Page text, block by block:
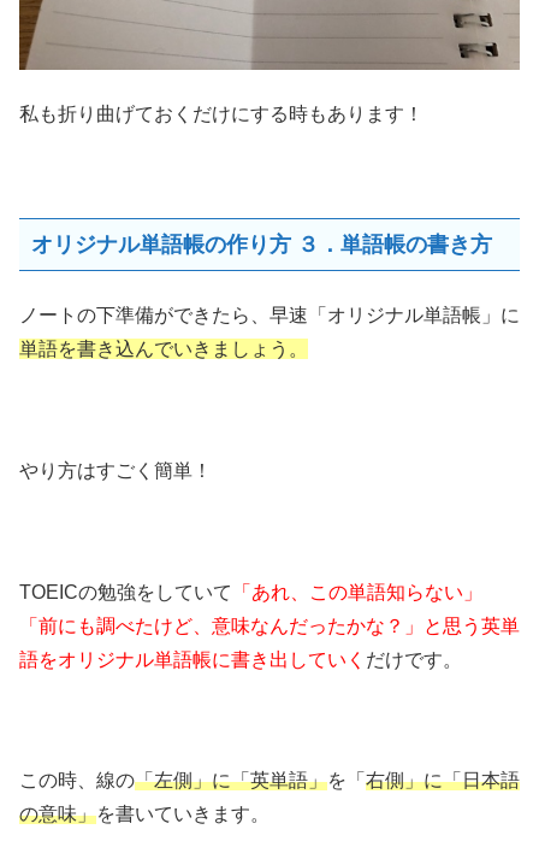
私も折り曲げておくだけにする時もあります！
オリジナル単語帳の作り方 ３．単語帳の書き方
ノートの下準備ができたら、早速「オリジナル単語帳」に
単語を書き込んでいきましょう。
やり方はすごく簡単！
TOEICの勉強をしていて
「あれ、この単語知らない」
「前にも調べたけど、意味なんだったかな？」と思う英単
語をオリジナル単語帳に書き出していく だけです。
この時、線の「左側」に「英単語」を「 右側」に「日本語
の意味」を書いていきます。